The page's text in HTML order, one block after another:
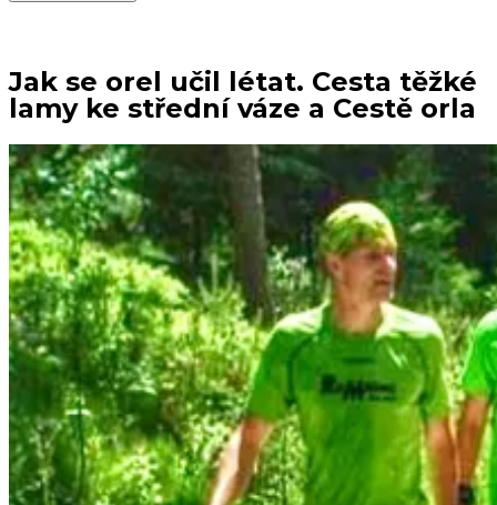
Jak se orel učil létat. Cesta těžké
lamy ke střední váze a Cestě orla